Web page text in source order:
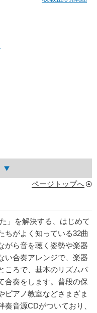
ページトップへ
」を解決する、はじめて
ちがよく知っている32曲
がら音を聴く姿勢や楽器
い合奏アレンジで、楽器
ころで、基本のリズムパ
合奏をします。普段の保
ピアノ教室などさまざま
音源CDがついており、